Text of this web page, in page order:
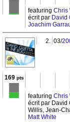
featuring Chris
écrit par David
Joachim
2. 03/
169pts
featuring Chris
écrit par David
Willis, Jean-
Matt White